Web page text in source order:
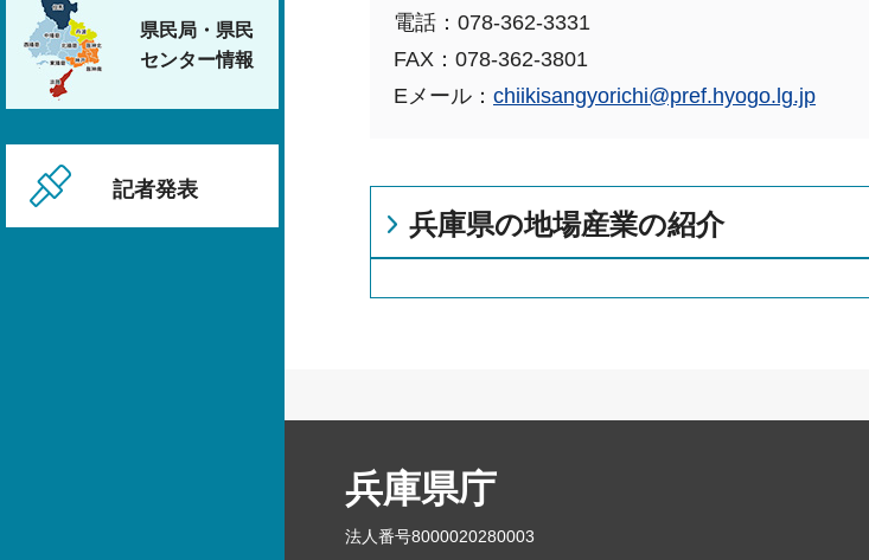
県民局・県民
センター情報
記者発表
電話：078-362-3331
FAX：078-362-3801
Eメール： chiikisangyorichi@pref.hyogo.lg.jp
兵庫県の地場産業の紹介
兵庫県庁
法人番号8000020280003